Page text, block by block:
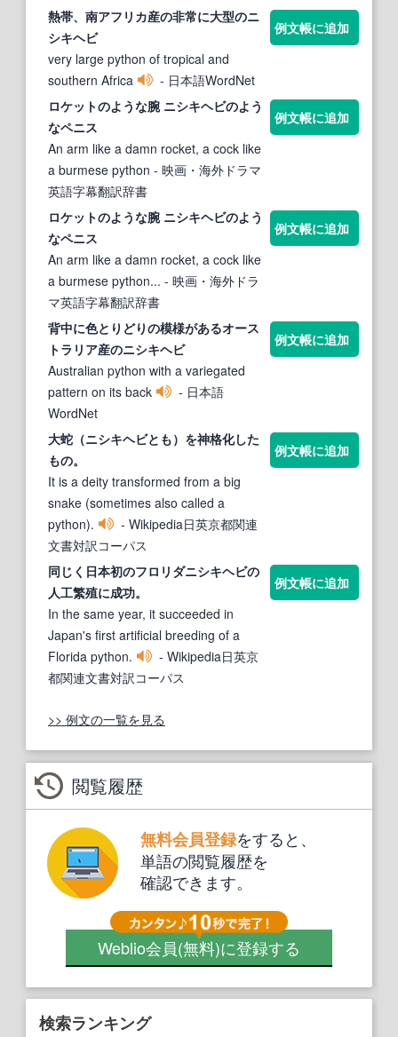
熱帯、南アフリカ産の非常に大型のニ
シキヘビ
very large python of tropical and
southern Africa
- 日本語WordNet
例文帳に追加
ロケットのような腕 ニシキヘビのよう
なペニス
An arm like a damn rocket, a cock like
a burmese python - 映画・海外ドラマ
英語字幕翻訳辞書
例文帳に追加
ロケットのような腕 ニシキヘビのよう
なペニス
An arm like a damn rocket, a cock like
a burmese python... - 映画・海外ドラ
マ英語字幕翻訳辞書
例文帳に追加
背中に色とりどりの模様があるオース
トラリア産のニシキヘビ
Australian python with a variegated
pattern on its back
- 日本語
WordNet
例文帳に追加
大蛇（ニシキヘビとも）を神格化した
もの。
It is a deity transformed from a big
snake (sometimes also called a
python).
- Wikipedia日英京都関連
文書対訳コーパス
例文帳に追加
同じく日本初のフロリダニシキヘビの
人工繁殖に成功。
In the same year, it succeeded in
Japan's first artificial breeding of a
Florida python.
- Wikipedia日英京
都関連文書対訳コーパス
例文帳に追加
>> 例文の一覧を見る
閲覧履歴
無料会員登録をすると、
単語の閲覧履歴を
確認できます。
Weblio会員(無料)に登録する
検索ランキング